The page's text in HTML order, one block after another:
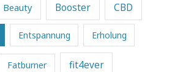
Beauty Booster CBD
Entspannung Erholung
Fatburner fit4ever